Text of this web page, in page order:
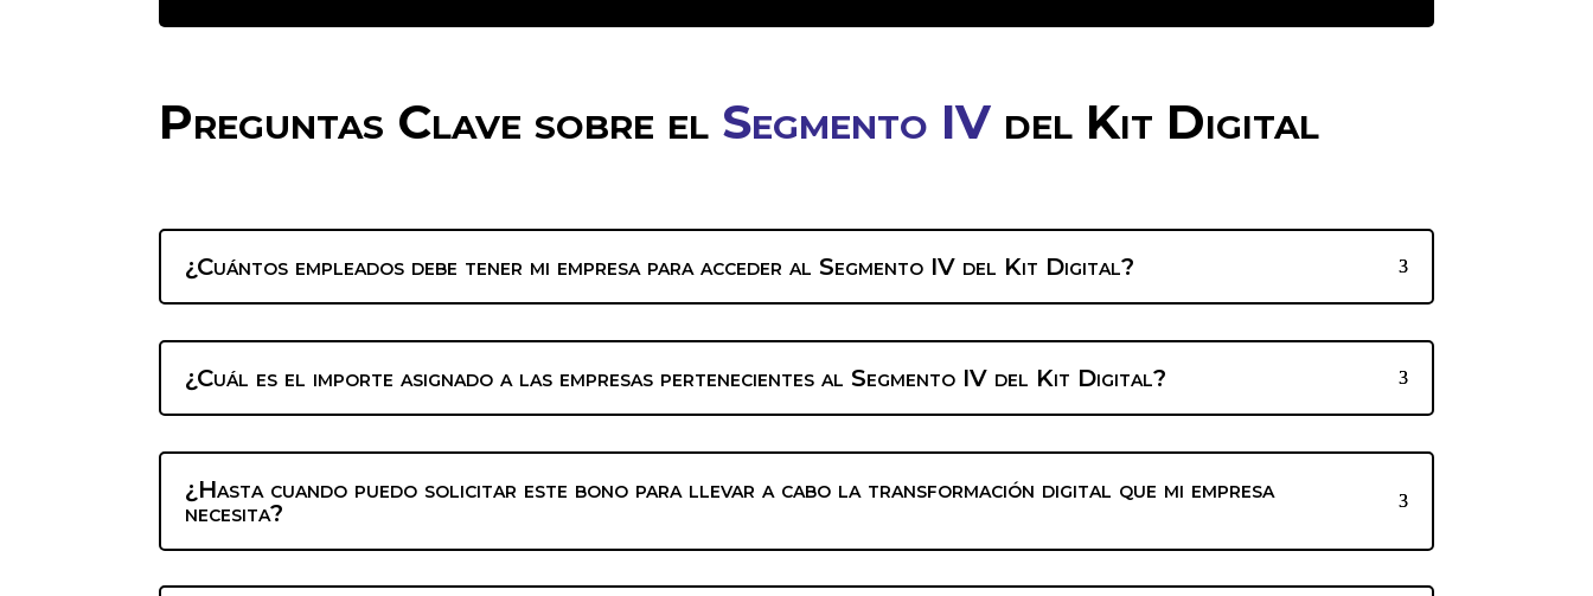
Preguntas Clave sobre el Segmento IV del Kit Digital
¿Cuántos empleados debe tener mi empresa para acceder al Segmento IV del Kit Digital?
¿Cuál es el importe asignado a las empresas pertenecientes al Segmento IV del Kit Digital?
¿Hasta cuando puedo solicitar este bono para llevar a cabo la transformación digital que mi empresa
necesita?